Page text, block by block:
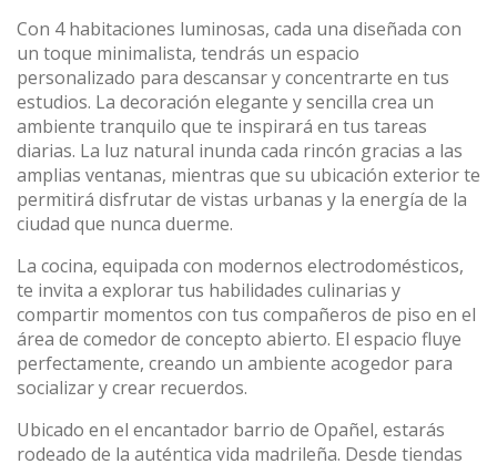
Con 4 habitaciones luminosas, cada una diseñada con
un toque minimalista, tendrás un espacio
personalizado para descansar y concentrarte en tus
estudios. La decoración elegante y sencilla crea un
ambiente tranquilo que te inspirará en tus tareas
diarias. La luz natural inunda cada rincón gracias a las
amplias ventanas, mientras que su ubicación exterior te
permitirá disfrutar de vistas urbanas y la energía de la
ciudad que nunca duerme.
La cocina, equipada con modernos electrodomésticos,
te invita a explorar tus habilidades culinarias y
compartir momentos con tus compañeros de piso en el
área de comedor de concepto abierto. El espacio fluye
perfectamente, creando un ambiente acogedor para
socializar y crear recuerdos.
Ubicado en el encantador barrio de Opañel, estarás
rodeado de la auténtica vida madrileña. Desde tiendas